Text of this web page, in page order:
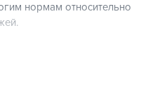
нормам относительно